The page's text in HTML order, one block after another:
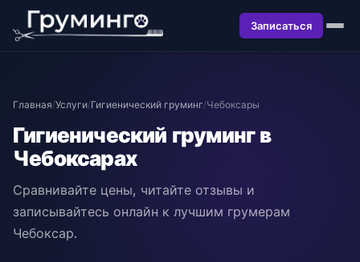
Записаться
Главная/Услуги/Гигиенический груминг/Чебоксары
Гигиенический груминг в
Чебоксарах
Сравнивайте цены, читайте отзывы и
записывайтесь онлайн к лучшим грумерам
Чебоксар.